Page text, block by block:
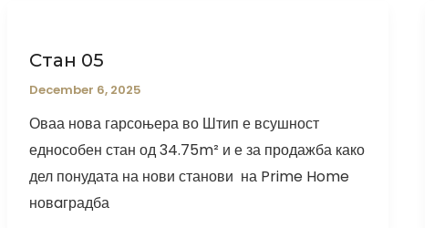
Стан 05
December 6, 2025
Оваа нова гарсоњера во Штип е всушност
еднособен стан од 34.75m² и е за продажба како
дел понудата на нови станови на Prime Home
новaградба